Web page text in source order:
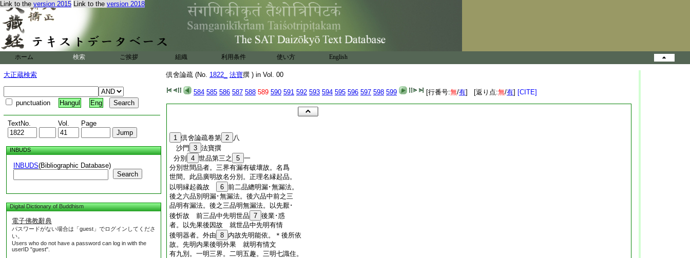
Link to the version 2015 Link to the version 2018
ホーム 検索 ご挨拶 組織 利用条件 使い方 English
大正蔵検索
punctuation Hangul Eng
TextNo. Vol. Page
INBUDS
INBUDS(Bibliographic Database)
Search
Digital Dictionary of Buddhism
電子佛教辭典
パスワードがない場合は「guest」でログインしてくださ
い。
Users who do not have a password can log in with the
userID "guest".
倶舍論疏 (No. 1822_ 法寶撰 ) in Vol. 00
584 585 586 587 588 589 590 591 592 593 594 595 596 597 598 599 [行番号:無/有] [返り点:無/有] [CITE]
1 倶舍論疏卷第 2 八
沙門
3 法寶撰
分別
4 世品第三之 5 一
分別世間品者。三界有漏有破壞故。名爲
世間。此品廣明故名分別。正理名縁起品。
以明縁起義故
6 前二品總明漏･無漏法。
後之六品別明漏･無漏法。後六品中前之三
品明有漏法。後之三品明無漏法。以先厭･
後忻故 前三品中先明世品 7 後業･惑
者。以先果後因故 就世品中先明有情
後明器者。外由 8 内故先明能依。＊後所依
故。先明内果後明外果 就明有情文
有九別。一明三界。二明五趣。三明七識住。